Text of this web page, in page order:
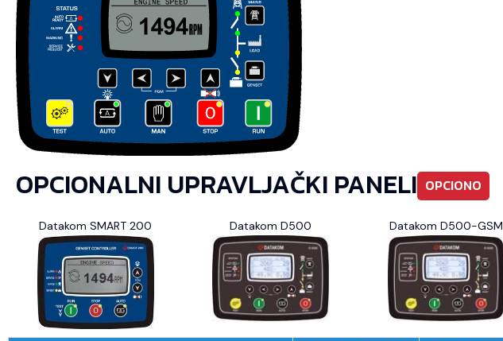
OPCIONALNI UPRAVLJAČKI PANELI OPCIONO
Datakom SMART 200 Datakom D500 Datakom D500-GSM